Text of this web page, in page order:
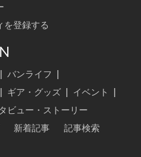
を登録する
バンライフ
ギア・グッズ イベント
ビュー・ストーリー
新着記事
記事検索